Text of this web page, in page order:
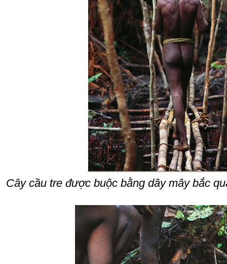
Cây cầu tre được buộc bằng dây mây bắc